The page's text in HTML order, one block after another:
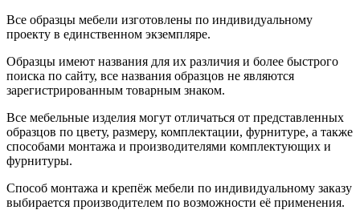
Все образцы мебели изготовлены по индивидуальному
проекту в единственном экземпляре.
Образцы имеют названия для их различия и более быстрого
поиска по сайту, все названия образцов не являются
зарегистрированным товарным знаком.
Все мебельные изделия могут отличаться от представленных
образцов по цвету, размеру, комплектации, фурнитуре, а также
способами монтажа и производителями комплектующих и
фурнитуры.
Способ монтажа и крепёж мебели по индивидуальному заказу
выбирается производителем по возможности её применения.